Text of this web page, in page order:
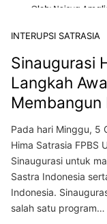
INTERUPSI SATRASIA
Sinaugurasi
Langkah
Membangun
Pada hari Minggu, 5
Hima Satrasia FPBS
Sinaugurasi untuk
Sastra Indonesia
Indonesia.
salah satu program…